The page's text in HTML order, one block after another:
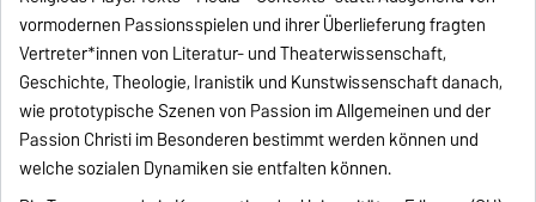
vormodernen Passionsspielen und ihrer Überlieferung fragten
Vertreter*innen von Literatur- und Theaterwissenschaft,
Geschichte, Theologie, Iranistik und Kunstwissenschaft danach,
wie prototypische Szenen von Passion im Allgemeinen und der
Passion Christi im Besonderen bestimmt werden können und
welche sozialen Dynamiken sie entfalten können.